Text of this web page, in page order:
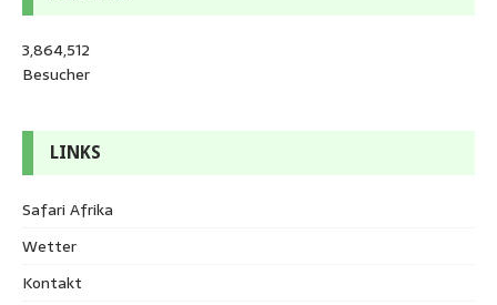
3,864,512
Besucher
LINKS
Safari Afrika
Wetter
Kontakt